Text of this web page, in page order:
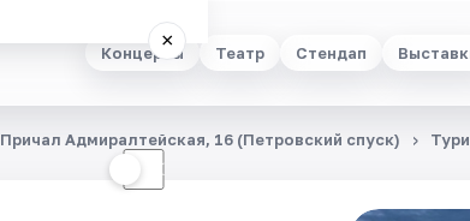
Концерты Театр Стендап
×
☾
Причал Адмиралтейская, 16 (Петровский спуск)